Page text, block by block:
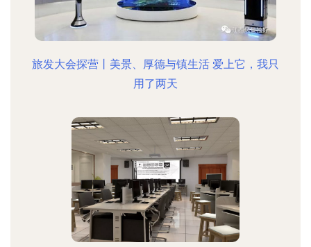
旅发大会探营丨美景、厚德与镇生活 爱上它，我只
用了两天